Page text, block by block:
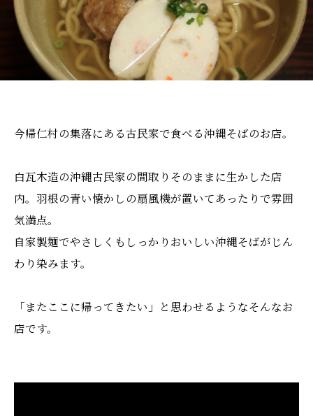
今帰仁村の集落にある古民家で食べる沖縄そばのお店。
白瓦木造の沖縄古民家の間取りそのままに生かした店
内。羽根の青い懐かしの扇風機が置いてあったりで雰囲
気満点。
自家製麺でやさしくもしっかりおいしい沖縄そばがじん
わり染みます。
「またここに帰ってきたい」と思わせるようなそんなお
店です。